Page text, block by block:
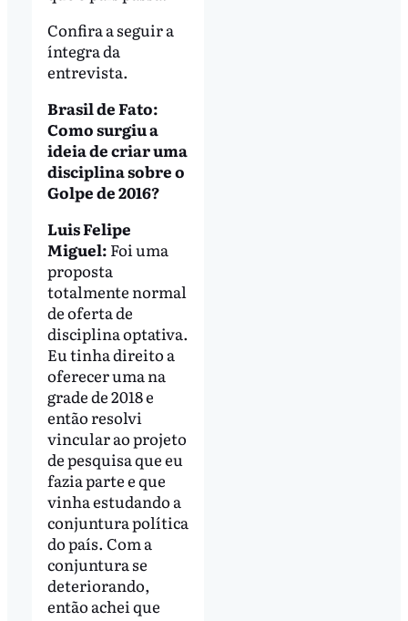
Confira a seguir a
íntegra da
entrevista.
Brasil de Fato:
Como surgiu a
ideia de criar uma
disciplina sobre o
Golpe de 2016?
Luis Felipe
Miguel: Foi uma
proposta
totalmente normal
de oferta de
disciplina optativa.
Eu tinha direito a
oferecer uma na
grade de 2018 e
então resolvi
vincular ao projeto
de pesquisa que eu
fazia parte e que
vinha estudando a
conjuntura política
do país. Com a
conjuntura se
deteriorando,
então achei que